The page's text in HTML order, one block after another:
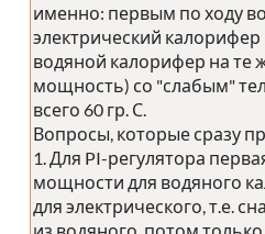
именно: первым по ходу
электрический калорифер
водяной калорифер на те
мощность) со "слабым"
всего 60 гр. С.
Вопросы, которые сразу
1. Для PI-регулятора
мощности для водяного
для электрического, т.е.
из водяного, потом